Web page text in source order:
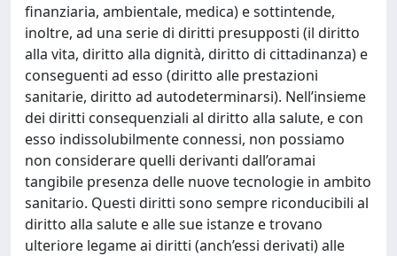
finanziaria, ambientale, medica) e sottintende,
inoltre, ad una serie di diritti presupposti (il diritto
alla vita, diritto alla dignità, diritto di cittadinanza) e
conseguenti ad esso (diritto alle prestazioni
sanitarie, diritto ad autodeterminarsi). Nell’insieme
dei diritti consequenziali al diritto alla salute, e con
esso indissolubilmente connessi, non possiamo
non considerare quelli derivanti dall’oramai
tangibile presenza delle nuove tecnologie in ambito
sanitario. Questi diritti sono sempre riconducibili al
diritto alla salute e alle sue istanze e trovano
ulteriore legame ai diritti (anch’essi derivati) alle